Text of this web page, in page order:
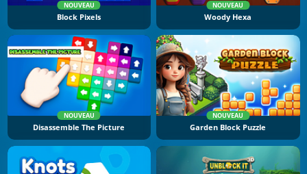
NOUVEAU
Block Pixels
NOUVEAU
Woody Hexa
NOUVEAU
Disassemble The Picture
NOUVEAU
Garden Block Puzzle